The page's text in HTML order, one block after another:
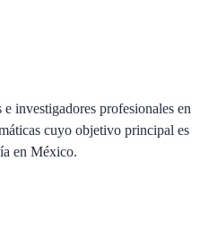
investigadores profesionales en
cuyo objetivo principal es
en México.